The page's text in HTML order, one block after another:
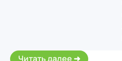
Читать далее